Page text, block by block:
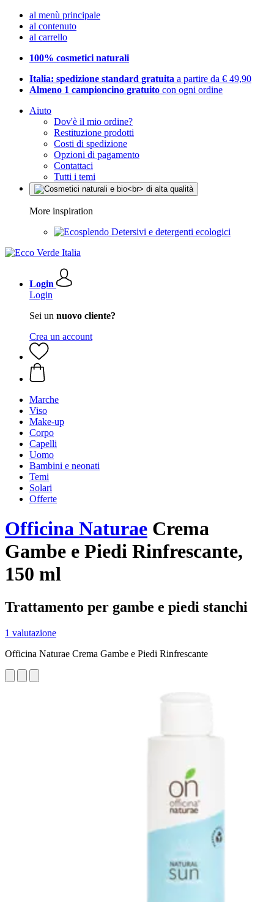
al menù principale
al contenuto
al carrello
100% cosmetici naturali
Italia: spedizione standard gratuita a partire da € 49,90
Almeno 1 campioncino gratuito con ogni ordine
Aiuto
Dov'è il mio ordine?
Restituzione prodotti
Costi di spedizione
Opzioni di pagamento
Contattaci
Tutti i temi
More inspiration
Detersivi e detergenti ecologici
Login
Login
Sei un nuovo cliente?
Crea un account
Marche
Viso
Make-up
Corpo
Capelli
Uomo
Bambini e neonati
Temi
Solari
Offerte
Officina Naturae Crema
Gambe e Piedi Rinfrescante,
150 ml
Trattamento per gambe e piedi stanchi
1 valutazione
Officina Naturae Crema Gambe e Piedi Rinfrescante